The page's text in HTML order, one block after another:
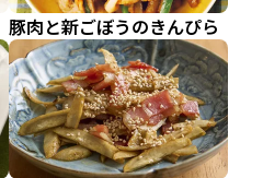
豚肉と新ごぼうのきんぴら